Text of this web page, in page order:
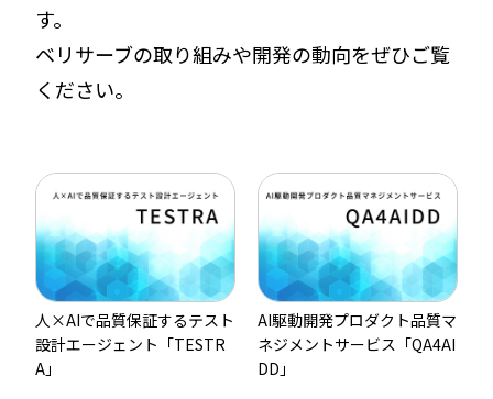
す。
ベリサーブの取り組みや開発の動向をぜひご覧
ください。
人×AIで品質保証するテスト
設計エージェント「TESTR
A」
AI駆動開発プロダクト品質マ
ネジメントサービス「QA4AI
DD」